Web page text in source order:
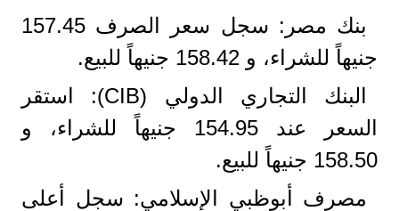
​بنك مصر: سجل سعر الصرف 157.45
جنيهاً للشراء، و 158.42 جنيهاً للبيع.
​البنك التجاري الدولي (CIB): استقر
السعر عند 154.95 جنيهاً للشراء، و
158.50 جنيهاً للبيع.
​مصرف أبوظبي الإسلامي: سجل أعلى